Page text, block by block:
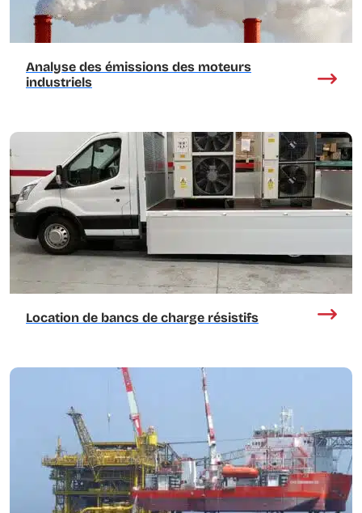
Analyse des émissions des moteurs
industriels
Location de bancs de charge résistifs